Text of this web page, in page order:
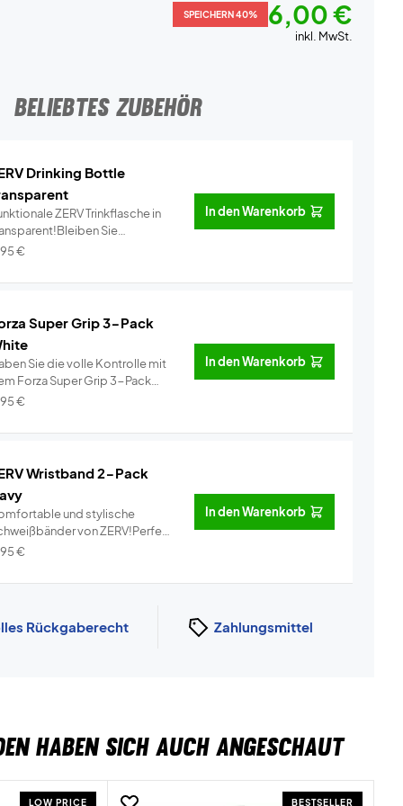
SPEICHERN 40% 6,00 €
inkl. MwSt.
BELIEBTES ZUBEHÖR
Drinking Bottle
ZERV Trinkflasche in
Sie
€
In den Warenkorb
Super Grip 3-Pack
Sie die volle Kontrolle mit
Forza Super Grip 3-Pack
€
In den Warenkorb
Wristband 2-Pack
und stylische
von ZERV!Perfekt
de...
€
In den Warenkorb
Rückgaberecht Zahlungsmittel
HABEN SICH AUCH ANGESCHAUT
LOW PRICE BESTSELLER